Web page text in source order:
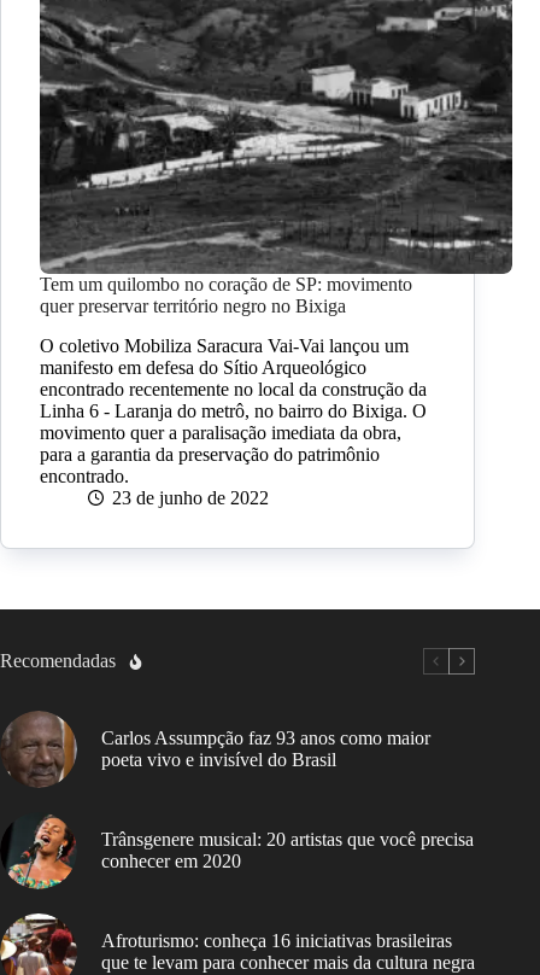
Tem um quilombo no coração de SP: movimento
quer preservar território negro no Bixiga
O coletivo Mobiliza Saracura Vai-Vai lançou um
manifesto em defesa do Sítio Arqueológico
encontrado recentemente no local da construção da
Linha 6 - Laranja do metrô, no bairro do Bixiga. O
movimento quer a paralisação imediata da obra,
para a garantia da preservação do patrimônio
encontrado.
23 de junho de 2022
Recomendadas
Carlos Assumpção faz 93 anos como maior
poeta vivo e invisível do Brasil
Trânsgenere musical: 20 artistas que você precisa
conhecer em 2020
Afroturismo: conheça 16 iniciativas brasileiras
que te levam para conhecer mais da cultura negra